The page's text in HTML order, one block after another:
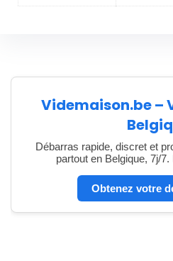
Videmaison.be –
Débarras rapide, discret et
partout en Belgique, 7j/
Obtenez votre